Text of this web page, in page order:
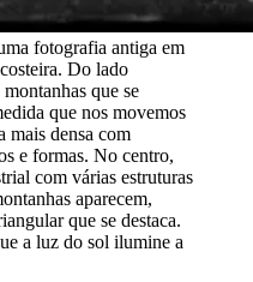
fotografia antiga em
Do lado
que se
que nos movemos
mais densa com
e formas. No centro,
com várias estruturas
aparecem,
que se destaca.
a luz do sol ilumine a